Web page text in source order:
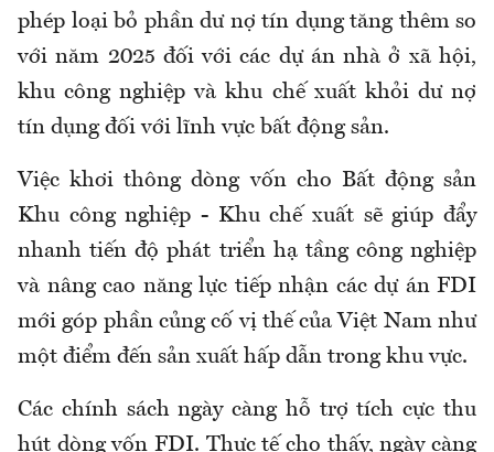
phép loại bỏ phần dư nợ tín dụng tăng thêm so
với năm 2025 đối với các dự án nhà ở xã hội,
khu công nghiệp và khu chế xuất khỏi dư nợ
tín dụng đối với lĩnh vực bất động sản.
Việc khơi thông dòng vốn cho Bất động sản
Khu công nghiệp - Khu chế xuất sẽ giúp đẩy
nhanh tiến độ phát triển hạ tầng công nghiệp
và nâng cao năng lực tiếp nhận các dự án FDI
mới góp phần củng cố vị thế của Việt Nam như
một điểm đến sản xuất hấp dẫn trong khu vực.
Các chính sách ngày càng hỗ trợ tích cực thu
hút dòng vốn FDI. Thực tế cho thấy, ngày càng